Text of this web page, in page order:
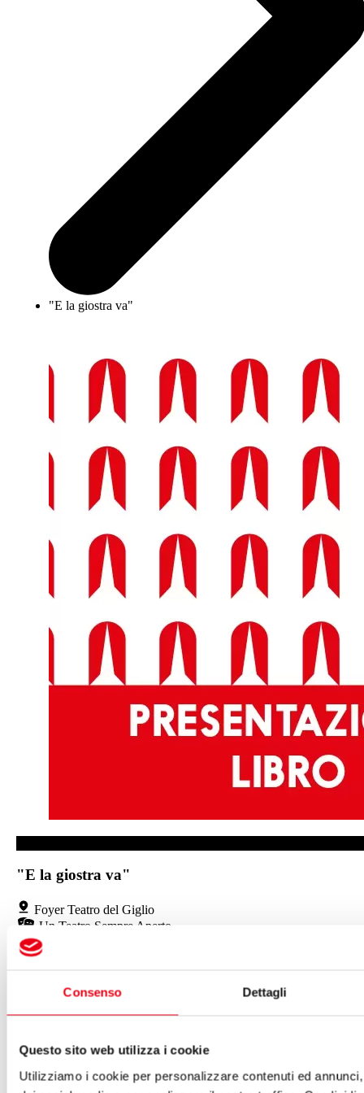
Consenso Dettagli
Questo sito web utilizza i cookie
Utilizziamo i cookie per personalizzare contenuti ed
"E la giostra va"
"E la giostra va"
Foyer Teatro del Giglio
Un Teatro Sempre Aperto
Il 22 maggio 2024
Ore 19:00
"E la giostra va"
di Francesco Libetta